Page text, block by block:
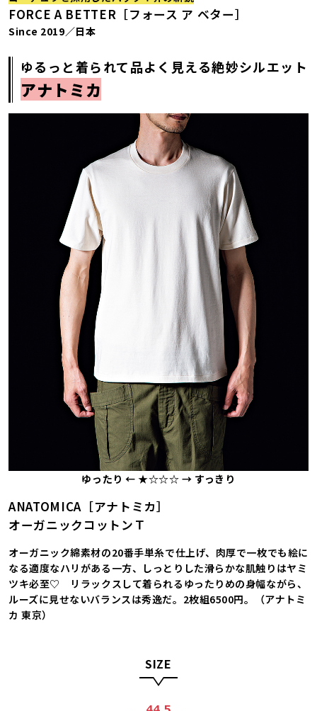
FORCE A BETTER［フォース ア ベター］
Since 2019／日本
ゆるっと着られて品よく見える絶妙シルエット
アナトミカ
ゆったり ← ★☆☆☆ → すっきり
ANATOMICA［アナトミカ］
オーガニックコットンＴ
オーガニック綿素材の20番手単糸で仕上げ、肉厚で一枚でも絵に
なる適度なハリがある一方、しっとりした滑らかな肌触りはヤミ
ツキ必至♡ リラックスして着られるゆったりめの身幅ながら、
ルーズに見せないバランスは秀逸だ。2枚組6500円。（アナトミ
カ 東京）
SIZE